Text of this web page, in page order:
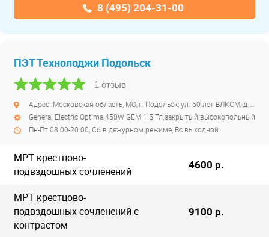
8 (495) 204-31-00
ПЭТ Технолоджи Подольск
1 отзыв
General Electric Optima 450W GEM 1.5 Тл закрытый высокопольный
Пн-Пт 08:00-20:00, Сб в дежурном режиме, Вс выходной
МРТ крестцово-
подвздошных сочленений
4600 р.
МРТ крестцово-
подвздошных сочленений с
контрастом
9100 р.